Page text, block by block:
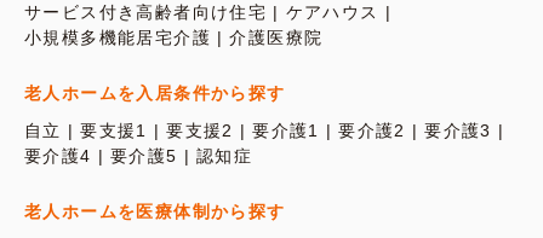
サービス付き高齢者向け住宅
ケアハウス
小規模多機能居宅介護
介護医療院
老人ホームを入居条件から探す
自立
要支援1 要支援2 要介護1 要介護2
要介護3
要介護4
要介護5 認知症
老人ホームを医療体制から探す